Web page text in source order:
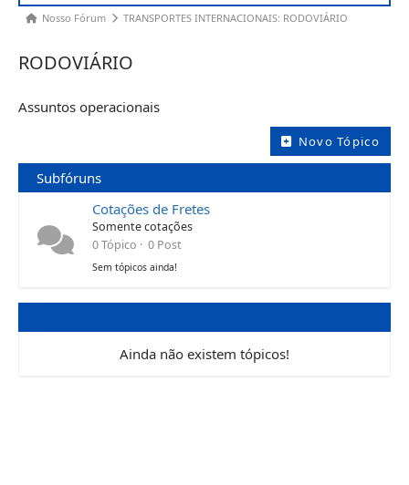
Nosso Fórum TRANSPORTES INTERNACIONAIS: RODOVIÁRIO
RODOVIÁRIO
Assuntos operacionais
Novo Tópico
Subfóruns
Cotações de Fretes
Somente cotações
0 Tópico · 0 Post
Sem tópicos ainda!
Ainda não existem tópicos!